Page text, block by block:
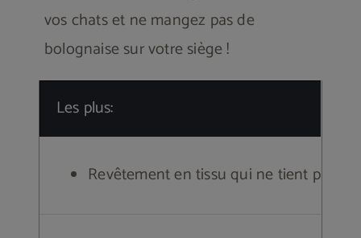
vos chats et ne mangez pas de
bolognaise sur votre siège !
Les plus:
Revêtement en tissu qui ne tient pas